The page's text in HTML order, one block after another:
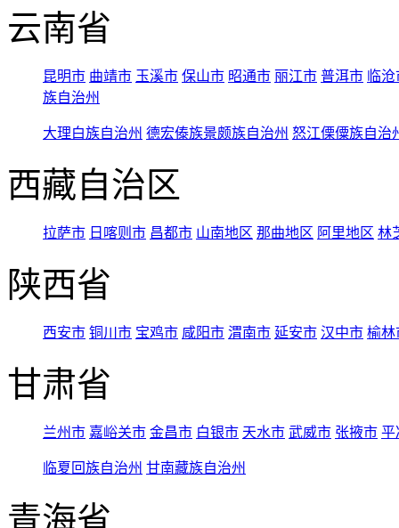
云南省
昆明市 曲靖市 玉溪市 保山市 昭通市 丽江市 普洱市 临
族自治州
大理白族自治州 德宏傣族景颇族自治州 怒江傈僳族自治
西藏自治区
拉萨市 日喀则市 昌都市 山南地区 那曲地区 阿里地区 林
陕西省
西安市 铜川市 宝鸡市 咸阳市 渭南市 延安市 汉中市 榆林
甘肃省
兰州市 嘉峪关市 金昌市 白银市 天水市 武威市 张掖市 平
临夏回族自治州 甘南藏族自治州
青海省